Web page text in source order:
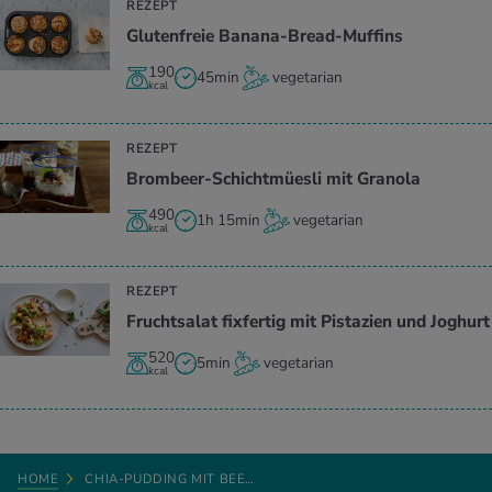
REZEPT
Glutenfreie Banana-Bread-Muffins
190
kcal 45min vegetarian
REZEPT
Brombeer-Schichtmüesli mit Granola
490
kcal 1h 15min vegetarian
REZEPT
Fruchtsalat fixfertig mit Pistazien und Joghurt
520
kcal 5min vegetarian
HOME CHIA-PUDDING MIT BEE…